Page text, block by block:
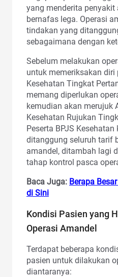
yang menderita
bernafas lega. Operasi
tindakan yang
sebagaimana dengan
Sebelum melakukan
untuk memeriksakan
Kesehatan Tingkat
memang diperlukan
kemudian akan merujuk
Kesehatan Rujukan
Peserta BPJS
ditanggung seluruh tarif
amandel, ditambah lagi
tahap kontrol pasca
Baca Juga: Berapa
di Sini
Kondisi Pasien yang
Operasi Amandel
Terdapat beberapa
pasien untuk dilakukan
diantaranya: